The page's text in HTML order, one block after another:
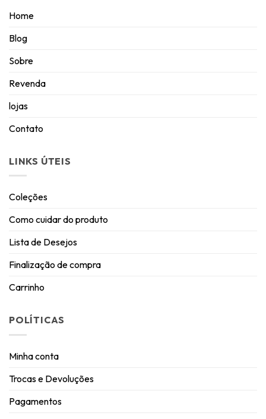
Home
Blog
Sobre
Revenda
lojas
Contato
LINKS ÚTEIS
Coleções
Como cuidar do produto
Lista de Desejos
Finalização de compra
Carrinho
POLÍTICAS
Minha conta
Trocas e Devoluções
Pagamentos